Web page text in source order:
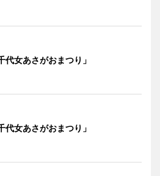
代女あさがおまつり」
代女あさがおまつり」